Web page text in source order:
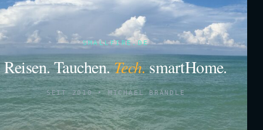
SMALLFIRE.DE
Reisen. Tauchen.Tech.smartHome.
SEIT 2010 • MICHAEL BRÄNDLE